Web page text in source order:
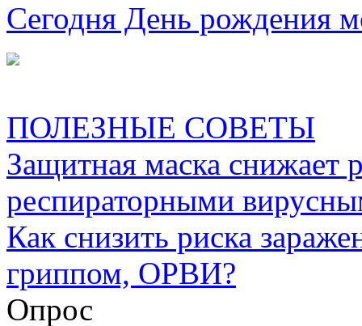
Сегодня День рождения
ПОЛЕЗНЫЕ СОВЕТЫ
Защитная маска снижает
респираторными
Как снизить риска
гриппом, ОРВИ?
Опрос